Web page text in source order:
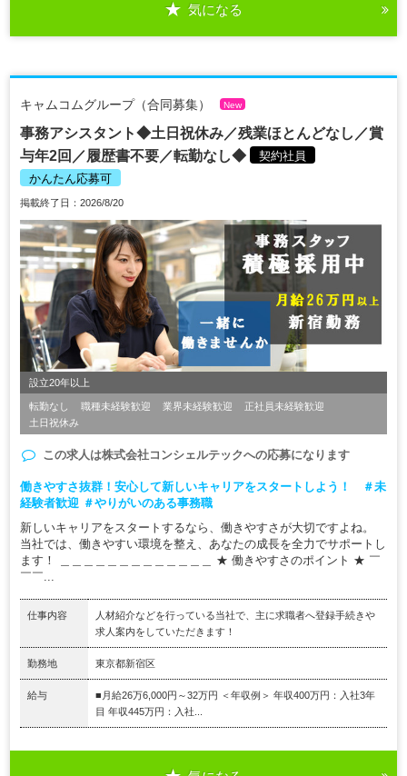
気になる
キャムコムグループ（合同募集） New
事務アシスタント◆土日祝休み／残業ほとんどなし／賞
与年2回／履歴書不要／転勤なし◆
契約社員
かんたん応募可
掲載終了日：2026/8/20
設立20年以上
転勤なし 職種未経験歓迎 業界未経験歓迎
正社員未経験歓迎
土日祝休み
この求人は株式会社コンシェルテックへの応募になります
働きやすさ抜群！安心して新しいキャリアをスタートしよう！ ＃未
経験者歓迎 ＃やりがいのある事務職
新しいキャリアをスタートするなら、働きやすさが大切ですよね。
当社では、働きやすい環境を整え、あなたの成長を全力でサポートし
ます！ ＿＿＿＿＿＿＿＿＿＿＿＿＿ ★ 働きやすさのポイント ★ ￣
￣￣...
仕事内容
人材紹介などを行っている当社で、主に求職者へ登録手続きや
求人案内をしていただきます！
勤務地 東京都新宿区
給与
■月給26万6,000円～32万円 ＜年収例＞ 年収400万円：入社3年
目 年収445万円：入社...